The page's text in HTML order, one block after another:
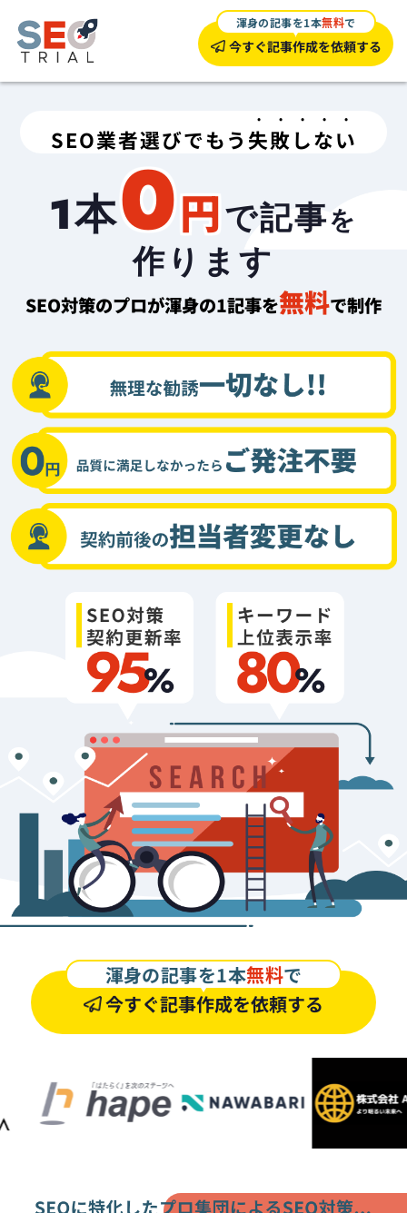
渾身の記事を1本無料で
今すぐ記事作成を依頼する
SEO業者選びでもう 失敗しない
1本0円で記事を
作ります
SEO対策のプロが渾身の1記事を無料で制作
渾身の記事を1本無料で
今すぐ記事作成を依頼する